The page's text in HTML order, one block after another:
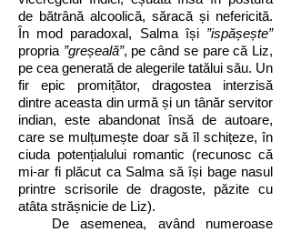
de bătrână alcoolică, săracă și nefericită.
În mod paradoxal, Salma își ”ispășește”
propria ”greșeală”, pe când se pare că Liz,
pe cea generată de alegerile tatălui său. Un
fir epic promițător, dragostea interzisă
dintre aceasta din urmă și un tânăr servitor
indian, este abandonat însă de autoare,
care se mulțumește doar să îl schițeze, în
ciuda potențialului romantic (recunosc că
mi-ar fi plăcut ca Salma să își bage nasul
printre scrisorile de dragoste, păzite cu
atâta strășnicie de Liz).
De asemenea, având numeroase